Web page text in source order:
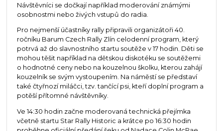
Návštěvníci se dočkají například moderování známými
osobnostmi nebo živých vstupů do radia.
Pro nejmenší účastníky rally připravili organizátoři 40.
ročníku Barum Czech Rally Zlín celodenní program, který
potrvá až do slavnostního startu soutěže v 17 hodin. Děti se
mohou těšit například na dětskou diskotéku se soutěžemi
o hodnotné ceny nebo na kouzelnou školku, kterou zahájí
kouzelník se svým vystoupením. Na náměstí se představí
také čtyřnozí miláčci, tzv. tančící psi, kteří doplní program a
potěší přítomné návštěvníky.
Ve 14:30 hodin začne moderovaná technická přejímka
včetně startu Star Rally Historic a krátce po 16:30 hodin